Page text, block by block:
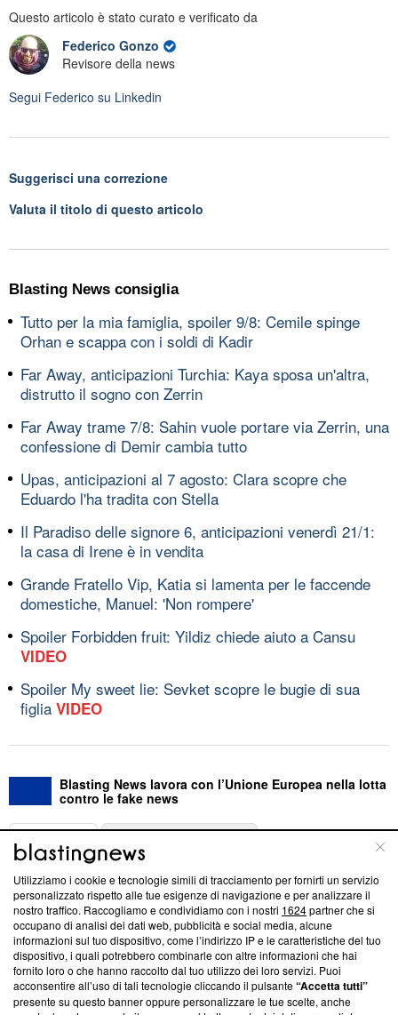
Questo articolo è stato curato e verificato da
Federico Gonzo
Revisore della news
Segui Federico su Linkedin
Suggerisci una correzione
Valuta il titolo di questo articolo
Blasting News consiglia
Tutto per la mia famiglia, spoiler 9/8: Cemile spinge
Orhan e scappa con i soldi di Kadir
Far Away, anticipazioni Turchia: Kaya sposa un'altra,
distrutto il sogno con Zerrin
Far Away trame 7/8: Sahin vuole portare via Zerrin, una
confessione di Demir cambia tutto
Upas, anticipazioni al 7 agosto: Clara scopre che
Eduardo l'ha tradita con Stella
Il Paradiso delle signore 6, anticipazioni venerdì 21/1:
la casa di Irene è in vendita
Grande Fratello Vip, Katia si lamenta per le faccende
domestiche, Manuel: 'Non rompere'
Spoiler Forbidden fruit: Yildiz chiede aiuto a Cansu
VIDEO
Spoiler My sweet lie: Sevket scopre le bugie di sua
figlia VIDEO
Blasting News lavora con l’Unione Europea nella lotta
contro le fake news
ABOUT
Questa sezione offre informazioni trasparenti su Blasting
News, sui nostri processi editoriali e su come ci impegniamo a
creare news di qualità. Inoltre, afferma la nostra aderenza a
‘Trust Project - News with Integrity’Blasting News non è
ancora membro del programma, ma ha richiesto di farne
parte; Trust Project non ha ancora effettuato una verifica di
conformità agli standard.
Utilizziamo i cookie e tecnologie simili di tracciamento per fornirti un servizio
personalizzato rispetto alle tue esigenze di navigazione e per analizzare il
nostro traffico. Raccogliamo e condividiamo con i nostri 1624partner che si
occupano di analisi dei dati web, pubblicità e social media, alcune
informazioni sul tuo dispositivo, come l’indirizzo IP e le caratteristiche del tuo
dispositivo, i quali potrebbero combinarle con altre informazioni che hai
fornito loro o che hanno raccolto dal tuo utilizzo dei loro servizi. Puoi
acconsentire all’uso di tali tecnologie cliccando il pulsante“Accetta tutti”
presente su questo banner oppure personalizzare le tue scelte, anche